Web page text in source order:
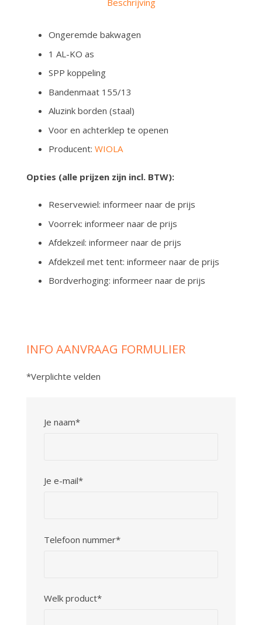
Beschrijving
Ongeremde bakwagen
1 AL-KO as
SPP koppeling
Bandenmaat 155/13
Aluzink borden (staal)
Voor en achterklep te openen
Producent: WIOLA
Opties (alle prijzen zijn incl. BTW):
Reservewiel: informeer naar de prijs
Voorrek: informeer naar de prijs
Afdekzeil: informeer naar de prijs
Afdekzeil met tent: informeer naar de prijs
Bordverhoging: informeer naar de prijs
INFO AANVRAAG FORMULIER
*Verplichte velden
Je naam*
Je e-mail*
Telefoon nummer*
Welk product*